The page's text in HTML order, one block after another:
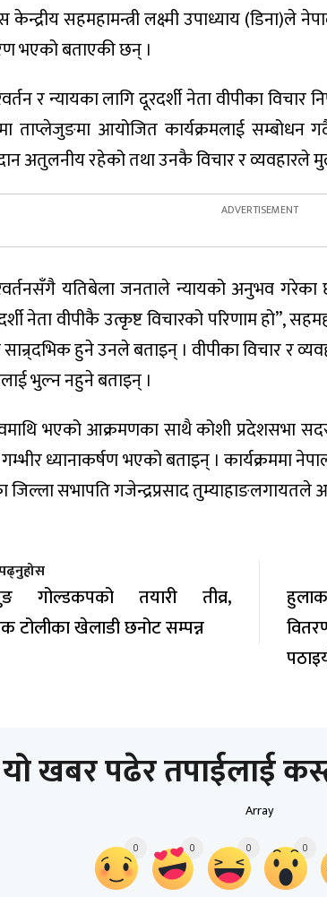
सहमहामन्त्री लक्ष्मी उपाध्याय (डिना)ले
भएको बताएकी छन् ।
र न्यायका लागि दूरदर्शी नेता वीपीका
ताप्लेजुङमा आयोजित कार्यक्रमलाई सम्बोधन
अतुलनीय रहेको तथा उनकै विचार र व्यवहारले
यतिबेला जनताले न्यायको अनुभव
नेता वीपीकै उत्कृष्ट विचारको परिणाम हो”,
सान्र्दभिक हुने उनले बताइन् । वीपीका विचार र
भुल्न नहुने बताइन् ।
भएको आक्रमणका साथै कोशी प्रदेशसभा सदस्य
ध्यानाकर्षण भएको बताइन् । कार्यक्रममा
जिल्ला सभापति गजेन्द्रप्रसाद
गोल्डकपको तयारी तीव्र,
टोलीका खेलाडी छनोट सम्पन्न
यो खबर पढेर तपाईलाई
Array
0 0 0 0